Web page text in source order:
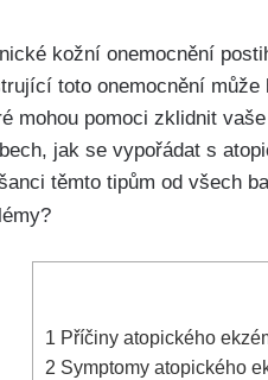
​kožní onemocnění
toto onemocnění ⁤může
mohou pomoci zklidnit
jak se vypořádat s‍
těmto tipům od všech
1 Příčiny atopického
2 Symptomy atopického